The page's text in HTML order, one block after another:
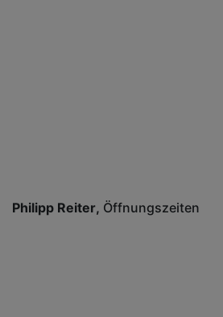
Philipp Reiter Öffnungszeiten